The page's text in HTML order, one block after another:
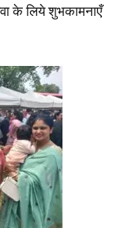
के लिये शुभकामनाएँ